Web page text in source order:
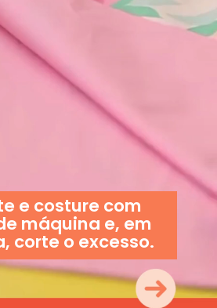
e costure com
máquina e, em
corte o excesso.